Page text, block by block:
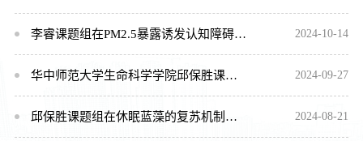
李睿课题组在PM2.5暴露诱发认知障碍机制研究方面取得重要进展 2024-10-14
华中师范大学生命科学学院邱保胜课题组揭示蓝藻光合色素合成的稳态调控新机制 2024-09-27
邱保胜课题组在休眠蓝藻的复苏机制研究方面取得重要进展 2024-08-21